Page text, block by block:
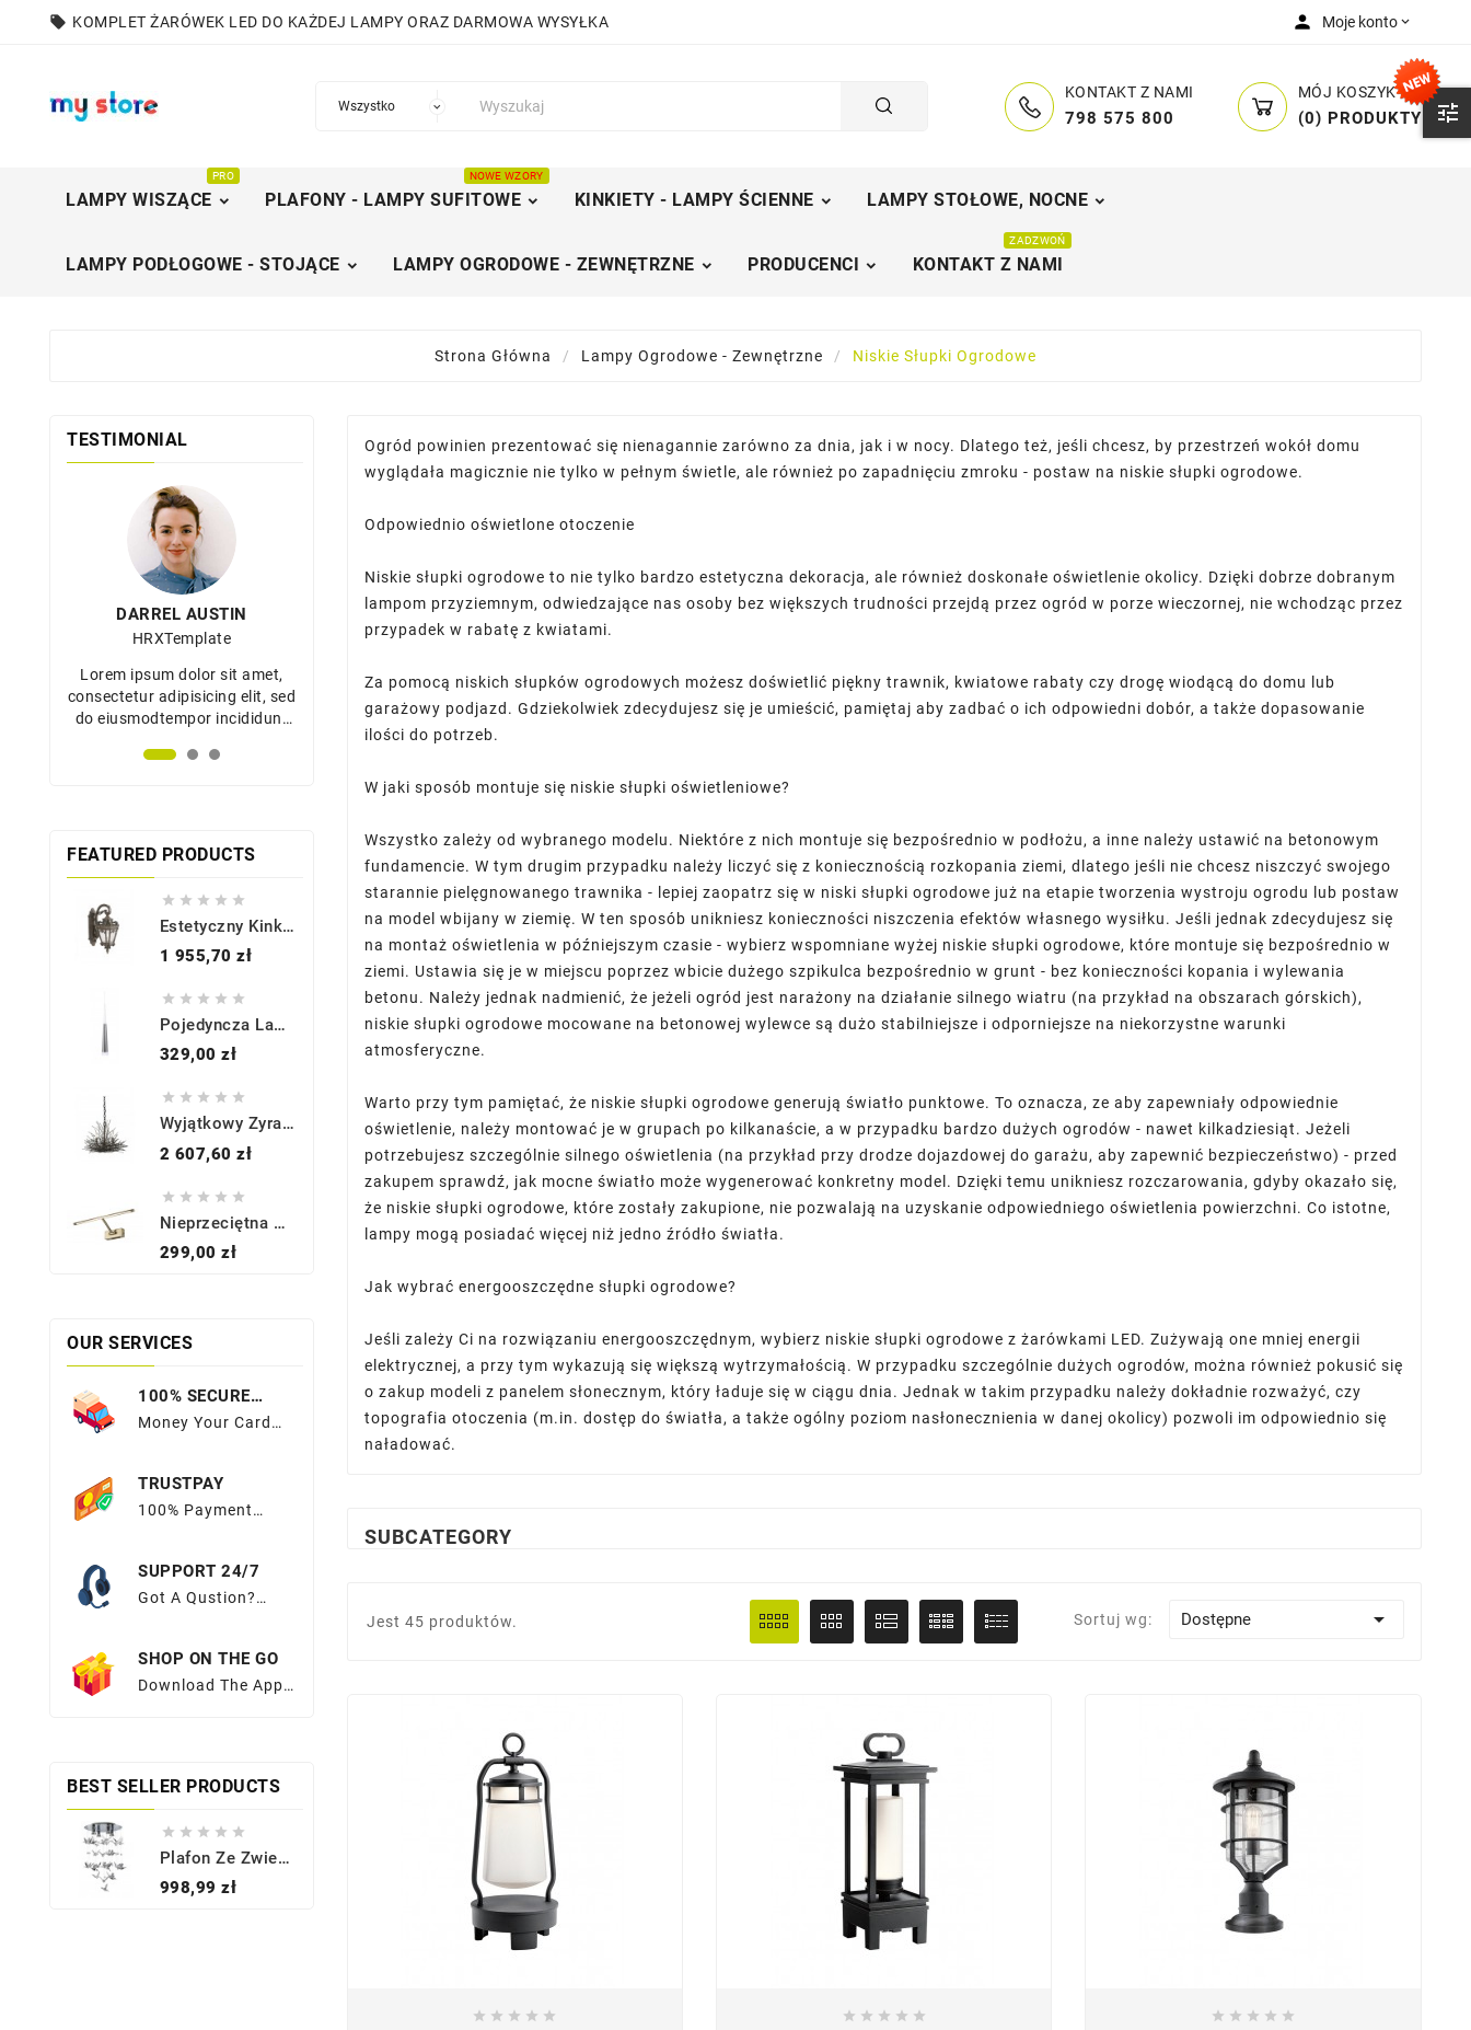

local_offer KOMPLET ŻARÓWEK LED DO KAŻDEJ LAMPY ORAZ DARMOWA WYSYŁKA person Moje konto 
KONTAKT Z NAMI
798 575 800
MÓJ KOSZYK
(0) PRODUKTY
LAMPY WISZĄCE
PRO
PLAFONY - LAMPY SUFITOWE
NOWE WZORY
KINKIETY - LAMPY ŚCIENNE LAMPY STOŁOWE, NOCNE
LAMPY PODŁOGOWE - STOJĄCE LAMPY OGRODOWE - ZEWNĘTRZNE PRODUCENCI KONTAKT Z NAMI
ZADZWOŃ
Strona Główna Lampy Ogrodowe - Zewnętrzne Niskie Słupki Ogrodowe
TESTIMONIAL
DARREL AUSTIN
HRXTemplate
Lorem ipsum dolor sit amet,
consectetur adipisicing elit, sed
do eiusmodtempor incididunt
aliqua.
DARREL AUSTIN
HRXTemplate
Lorem ipsum dolor sit amet,
consectetur adipisicing elit, sed
do eiusmodtempor incididunt
ut labore et dolore magna
DARREL AUSTIN
Lorem ipsum dolor sit amet,
consectetur adipisicing elit, sed
do eiusmodtempor incididunt
DARREL AUSTIN
Lorem ipsum dolor sit amet,
consectetur adipisicing elit, sed
do eiusmodtempor incididunt
DARREL AUSTIN
Lorem ipsum dolor sit amet,
consectetur adipisicing elit, sed
do eiusmodtempor incididunt
FEATURED PRODUCTS
    
Estetyczny Kinkiet Ogrodowy - KL-TOURNAI2-M - Kichler
1 955,70 złCena
    
Pojedyncza Lampa Wisząca - BRINA 1 AZ0932 CHROM - Azzardo
329,00 złCena
    
Wyjątkowy Żyrandol - KL-ORGANIQUE3 - Kichler
2 607,60 złCena
    
Nieprzeciętna Galeryjka - MONALISA 46 AZ2644 MOSIĄDZ - Azzardo
299,00 złCena
OUR SERVICES
100% SECURE
PAYMENTS
Money Your Card
TRUSTPAY
100% Payment
SUPPORT 24/7
Got A Qustion?
OurFAQs Or Submit
Your Query Here.
SHOP ON THE GO
Download The App
BEST SELLER PRODUCTS
    
Plafon Ze Zwieszeniami BIRDS AZ2449 - Azzardo
998,99 złCena
Ogród powinien prezentować się nienagannie zarówno za dnia, jak i w nocy. Dlatego też, jeśli chcesz, by przestrzeń wokół domu
wyglądała magicznie nie tylko w pełnym świetle, ale również po zapadnięciu zmroku - postaw na niskie słupki ogrodowe.
Odpowiednio oświetlone otoczenie
Niskie słupki ogrodowe to nie tylko bardzo estetyczna dekoracja, ale również doskonałe oświetlenie okolicy. Dzięki dobrze dobranym
lampom przyziemnym, odwiedzające nas osoby bez większych trudności przejdą przez ogród w porze wieczornej, nie wchodząc przez
przypadek w rabatę z kwiatami.
Za pomocą niskich słupków ogrodowych możesz doświetlić piękny trawnik, kwiatowe rabaty czy drogę wiodącą do domu lub
garażowy podjazd. Gdziekolwiek zdecydujesz się je umieścić, pamiętaj aby zadbać o ich odpowiedni dobór, a także dopasowanie
ilości do potrzeb.
W jaki sposób montuje się niskie słupki oświetleniowe?
Wszystko zależy od wybranego modelu. Niektóre z nich montuje się bezpośrednio w podłożu, a inne należy ustawić na betonowym
fundamencie. W tym drugim przypadku należy liczyć się z koniecznością rozkopania ziemi, dlatego jeśli nie chcesz niszczyć swojego
starannie pielęgnowanego trawnika - lepiej zaopatrz się w niski słupki ogrodowe już na etapie tworzenia wystroju ogrodu lub postaw
na model wbijany w ziemię. W ten sposób unikniesz konieczności niszczenia efektów własnego wysiłku. Jeśli jednak zdecydujesz się
na montaż oświetlenia w późniejszym czasie - wybierz wspomniane wyżej niskie słupki ogrodowe, które montuje się bezpośrednio w
ziemi. Ustawia się je w miejscu poprzez wbicie dużego szpikulca bezpośrednio w grunt - bez konieczności kopania i wylewania
betonu. Należy jednak nadmienić, że jeżeli ogród jest narażony na działanie silnego wiatru (na przykład na obszarach górskich),
niskie słupki ogrodowe mocowane na betonowej wylewce są dużo stabilniejsze i odporniejsze na niekorzystne warunki
atmosferyczne.
Warto przy tym pamiętać, że niskie słupki ogrodowe generują światło punktowe. To oznacza, ze aby zapewniały odpowiednie
oświetlenie, należy montować je w grupach po kilkanaście, a w przypadku bardzo dużych ogrodów - nawet kilkadziesiąt. Jeżeli
potrzebujesz szczególnie silnego oświetlenia (na przykład przy drodze dojazdowej do garażu, aby zapewnić bezpieczeństwo) - przed
zakupem sprawdź, jak mocne światło może wygenerować konkretny model. Dzięki temu unikniesz rozczarowania, gdyby okazało się,
że niskie słupki ogrodowe, które zostały zakupione, nie pozwalają na uzyskanie odpowiedniego oświetlenia powierzchni. Co istotne,
lampy mogą posiadać więcej niż jedno źródło światła.
Jak wybrać energooszczędne słupki ogrodowe?
Jeśli zależy Ci na rozwiązaniu energooszczędnym, wybierz niskie słupki ogrodowe z żarówkami LED. Zużywają one mniej energii
elektrycznej, a przy tym wykazują się większą wytrzymałością. W przypadku szczególnie dużych ogrodów, można również pokusić się
o zakup modeli z panelem słonecznym, który ładuje się w ciągu dnia. Jednak w takim przypadku należy dokładnie rozważyć, czy
topografia otoczenia (m.in. dostęp do światła, a także ogólny poziom nasłonecznienia w danej okolicy) pozwoli im odpowiednio się
naładować.
SUBCATEGORY
Jest 45 produktów. Sortuj wg: Dostępne 
              